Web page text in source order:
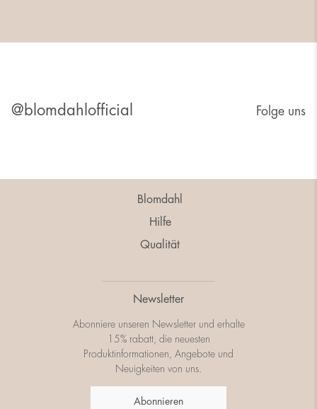
@blomdahlofficial Folge uns
Blomdahl
Hilfe
Qualität
Newsletter
Abonniere unseren Newsletter und erhalte
15% rabatt, die neuesten
Produktinformationen, Angebote und
Neuigkeiten von uns.
Abonnieren